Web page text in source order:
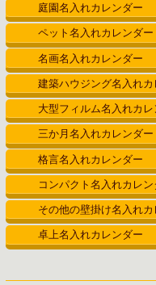
庭園名入れカレ
ペット名入れカレ
名画名入れカレ
建築ハウジング名入れカ
大型フィルム名入れカ
三か月名入れカレ
格言名入れカレ
コンパクト名入れカ
その他の壁掛け名入れ
卓上名入れカレ